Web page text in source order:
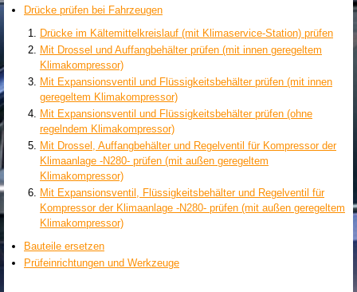
Drücke prüfen bei Fahrzeugen
Drücke im Kältemittelkreislauf (mit Klimaservice-Station) prüfen
Mit Drossel und Auffangbehälter prüfen (mit innen geregeltem
Klimakompressor)
Mit Expansionsventil und Flüssigkeitsbehälter prüfen (mit innen
geregeltem Klimakompressor)
Mit Expansionsventil und Flüssigkeitsbehälter prüfen (ohne
regelndem Klimakompressor)
Mit Drossel, Auffangbehälter und Regelventil für Kompressor der
Klimaanlage -N280- prüfen (mit außen geregeltem
Klimakompressor)
Mit Expansionsventil, Flüssigkeitsbehälter und Regelventil für
Kompressor der Klimaanlage -N280- prüfen (mit außen geregeltem
Klimakompressor)
Bauteile ersetzen
Prüfeinrichtungen und Werkzeuge